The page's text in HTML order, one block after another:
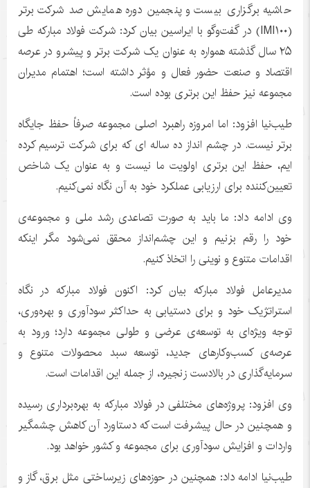
حاشیه برگزاری بیست و پنجمین دوره همایش صد شرکت برتر
(IMI۱۰۰) در گفت‌وگو با ایراسین بیان کرد: شرکت فولاد مبارکه طی
۲۵ سال گذشته همواره به عنوان یک شرکت برتر و پیشرو در عرصه
اقتصاد و صنعت حضور فعال و مؤثر داشته است؛ اهتمام مدیران
مجموعه نیز حفظ این برتری بوده است.
طیب‌نیا افزود: اما امروزه راهبرد اصلی مجموعه صرفاً حفظ جایگاه
برتر نیست. در چشم انداز ده ساله ای که برای شرکت ترسیم کرده
ایم، حفظ این برتری اولویت ما نیست و به عنوان یک شاخص
تعیین‌کننده برای ارزیابی عملکرد خود به آن نگاه نمی‌کنیم.
وی ادامه داد: ما باید به صورت تصاعدی رشد ملی و مجموعه‌ی
خود را رقم بزنیم و این چشم‌انداز محقق نمی‌شود مگر اینکه
اقدامات متنوع و نوینی را اتخاذ کنیم.
مدیرعامل فولاد مبارکه بیان کرد: اکنون فولاد مبارکه در نگاه
استراتژیک خود و برای دستیابی به حداکثر سودآوری و بهره‌وری،
توجه ویژه‌ای به توسعه‌ی عرضی و طولی مجموعه دارد؛ ورود به
عرصه‌ی کسب‌وکارهای جدید، توسعه سبد محصولات متنوع و
سرمایه‌گذاری در بالادست زنجیره، از جمله این اقدامات است.
وی افزود: پروژه‌های مختلفی در فولاد مبارکه به بهره‌برداری رسیده
و همچنین در حال پیشرفت است که دستاورد آن کاهش چشمگیر
واردات و افزایش سودآوری برای مجموعه و کشور خواهد بود.
طیب‌نیا ادامه داد: همچنین در حوزه‌های زیرساختی مثل برق، گاز و